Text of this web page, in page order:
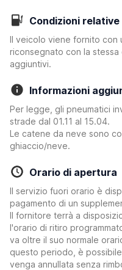
Condizioni
Il veicolo viene fornito con
riconsegnato con la
aggiuntivi.
Informazioni
Per legge, gli pneumatici
strade dal 01.11 al 15.04.
Le catene da neve sono
ghiaccio/neve.
Orario di apertura
Il servizio fuori orario è
pagamento di un
Il fornitore terrà a
l'orario di ritiro
va oltre il suo normale
questo periodo, è
venga annullata senza